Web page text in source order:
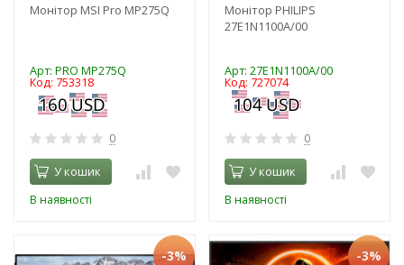
Монітор MSI Pro MP275Q
Арт: PRO MP275Q
Код: 753318
0
У кошик
В наявності
Монітор PHILIPS
27E1N1100A/00
Арт: 27E1N1100A/00
Код: 727074
0
У кошик
В наявності
-3% -3%